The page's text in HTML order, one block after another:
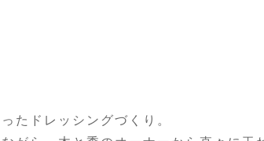
たドレッシングづくり。